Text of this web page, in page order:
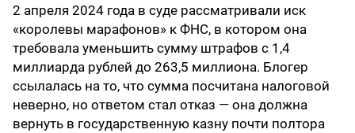
2 апреля 2024 года в суде рассматривали иск
«королевы марафонов» к ФНС, в котором она
требовала уменьшить сумму штрафов с 1,4
миллиарда рублей до 263,5 миллиона. Блогер
ссылалась на то, что сумма посчитана налоговой
неверно, но ответом стал отказ — она должна
вернуть в государственную казну почти полтора